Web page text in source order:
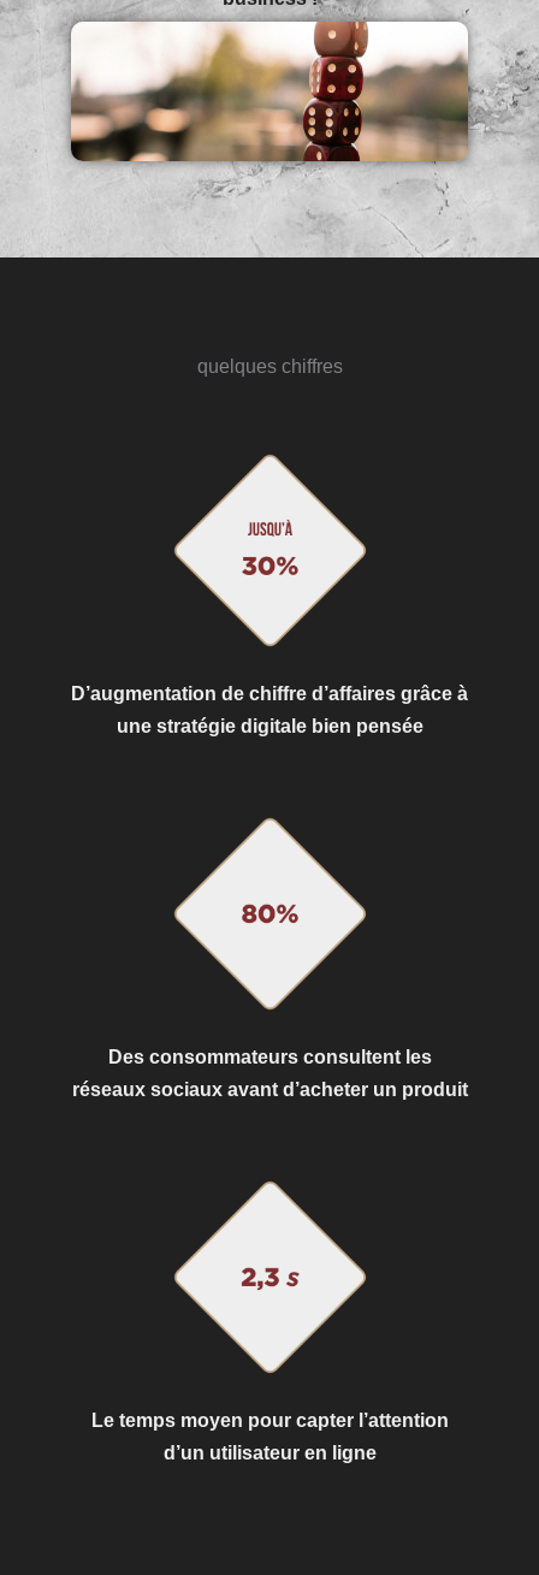
quelques chiffres
D’augmentation de chiffre d’affaires grâce à
une stratégie digitale bien pensée
Des consommateurs consultent les
réseaux sociaux avant d’acheter un produit
Le temps moyen pour capter l’attention
d’un utilisateur en ligne